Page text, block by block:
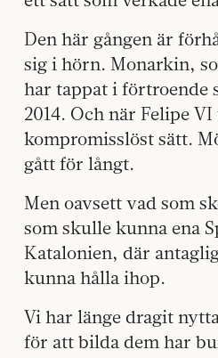
Den här gången är
sig i hörn. Monarkin,
har tappat i förtroende
2014. Och när Felipe
kompromisslöst sätt.
gått för långt.
Men oavsett vad som
som skulle kunna ena
Katalonien, där
kunna hålla ihop.
Vi har länge dragit
för att bilda dem har